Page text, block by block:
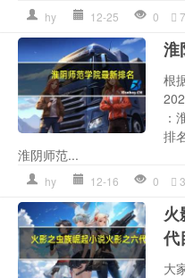
hy 12-25 0
淮
根
：
排
淮阴师范...
hy 12-16 0
代
大